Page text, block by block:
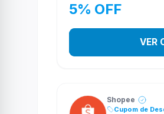
5% OFF
VER
Shopee
Cupom de